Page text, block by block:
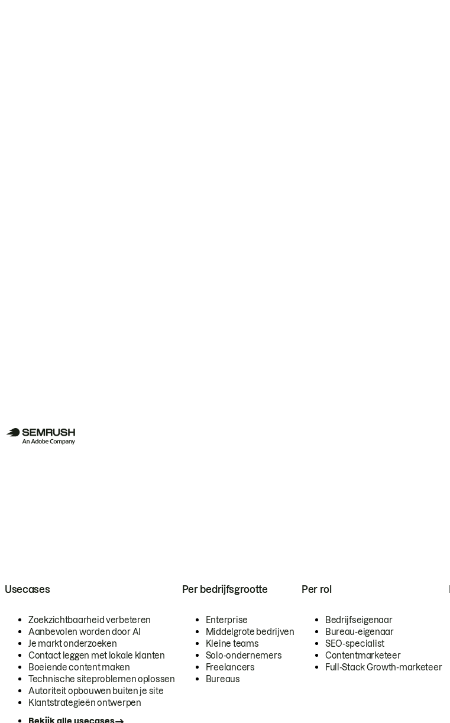
Usecases
Zoekzichtbaarheid verbeteren
Aanbevolen worden door AI
Je markt onderzoeken
Contact leggen met lokale klanten
Boeiende content maken
Technische siteproblemen oplossen
Autoriteit opbouwen buiten je site
Klantstrategieën ontwerpen
Per bedrijfsgrootte
Enterprise
Middelgrote bedrijven
Kleine teams
Solo-ondernemers
Freelancers
Bureaus
Per rol
Bedrijfseigenaar
Bureau-eigenaar
SEO-specialist
Contentmarketeer
Full-Stack Growth-marketeer